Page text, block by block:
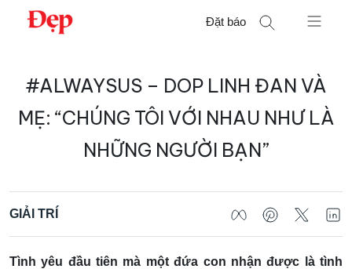
Chuyển
Đặt báo
kiếm
#ALWAYSUS – DOP LINH ĐAN VÀ
MẸ: “CHÚNG TÔI VỚI NHAU NHƯ LÀ
NHỮNG NGƯỜI BẠN”
GIẢI TRÍ
Tình yêu đầu tiên mà một đứa con nhận được là tình